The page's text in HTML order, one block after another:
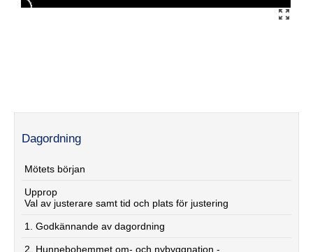
Dagordning
Mötets början
Upprop
Val av justerare samt tid och plats för justering
1. Godkännande av dagordning
2. Hunnebohemmet om- och nybyggnation -